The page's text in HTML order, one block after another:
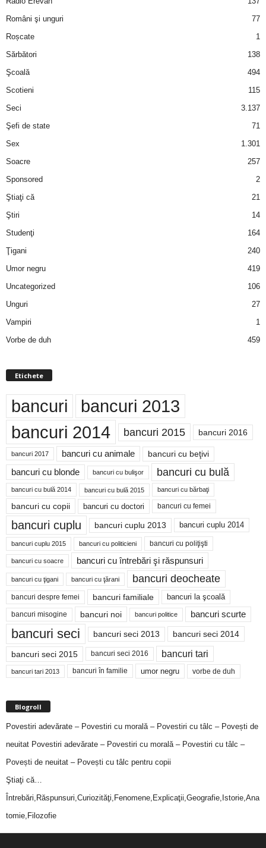
Români şi unguri
77
Roșcate
1
Sărbători
138
Şcoală
494
Scotieni
115
Seci
3.137
Şefi de state
71
Sex
1.301
Soacre
257
Sponsored
2
Ştiaţi că
21
Ştiri
14
Studenţi
164
Ţigani
240
Umor negru
419
Uncategorized
106
Unguri
27
Vampiri
1
Vorbe de duh
459
Etichete
bancuri bancuri 2013
bancuri 2014 bancuri 2015 bancuri 2016
bancuri 2017 bancuri cu animale bancuri cu beţivi
bancuri cu blonde bancuri cu bulişor bancuri cu bulă
bancuri cu bulă 2014 bancuri cu bulă 2015 bancuri cu bărbaţi
bancuri cu copii bancuri cu doctori bancuri cu femei
bancuri cuplu bancuri cuplu 2013 bancuri cuplu 2014
bancuri cuplu 2015 bancuri cu politicieni bancuri cu poliţişti
bancuri cu soacre bancuri cu întrebări şi răspunsuri
bancuri cu ţigani bancuri cu ţărani bancuri deocheate
bancuri despre femei bancuri familiale bancuri la şcoală
bancuri misogine bancuri noi bancuri politice bancuri scurte
bancuri seci bancuri seci 2013 bancuri seci 2014
bancuri seci 2015 bancuri seci 2016 bancuri tari
bancuri tari 2013 bancuri în familie umor negru vorbe de duh
Blogroll
Povestiri adevărate – Povestiri cu morală – Povestiri cu tâlc – Povești de
neuitat Povestiri adevărate – Povestiri cu morală – Povestiri cu tâlc –
Povești de neuitat – Povești cu tâlc pentru copii
Ştiaţi că…
Întrebări,Răspunsuri,Curiozităţi,Fenomene,Explicaţii,Geografie,Istorie,Ana
tomie,Filozofie